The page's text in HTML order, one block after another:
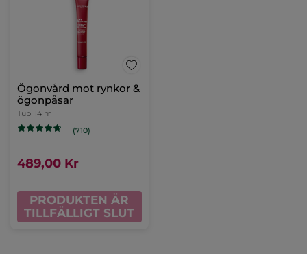
Ögonvård mot rynkor &
ögonpåsar
Tub 14 ml
(710)
489,00 Kr
PRODUKTEN ÄR
TILLFÄLLIGT SLUT